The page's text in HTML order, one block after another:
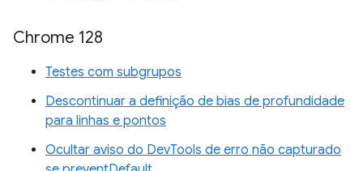
Chrome 128
Testes com subgrupos
Descontinuar a definição de bias de profundidade
para linhas e pontos
Ocultar aviso do DevTools de erro não capturado